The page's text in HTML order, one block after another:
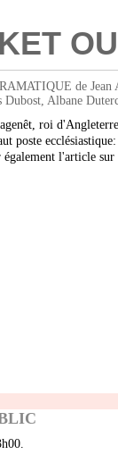
de Jean
Albane
roi
poste
l'article sur